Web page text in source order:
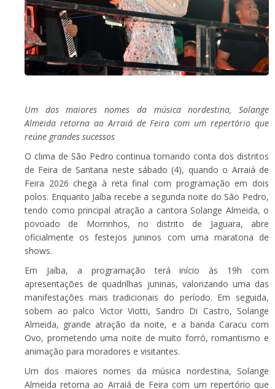
Um dos maiores nomes da música nordestina, Solange
Almeida retorna ao Arraiá de Feira com um repertório que
reúne grandes sucessos
O clima de São Pedro continua tomando conta dos distritos
de Feira de Santana neste sábado (4), quando o Arraiá de
Feira 2026 chega à reta final com programação em dois
polos. Enquanto Jaíba recebe a segunda noite do São Pedro,
tendo como principal atração a cantora Solange Almeida, o
povoado de Morrinhos, no distrito de Jaguara, abre
oficialmente os festejos juninos com uma maratona de
shows.
Em Jaíba, a programação terá início às 19h com
apresentações de quadrilhas juninas, valorizando uma das
manifestações mais tradicionais do período. Em seguida,
sobem ao palco Victor Viotti, Sandro Di Castro, Solange
Almeida, grande atração da noite, e a banda Caracu com
Ovo, prometendo uma noite de muito forró, romantismo e
animação para moradores e visitantes.
Um dos maiores nomes da música nordestina, Solange
Almeida retorna ao Arraiá de Feira com um repertório que